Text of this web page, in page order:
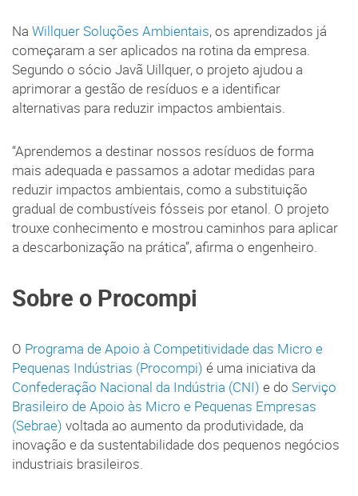
Na Willquer Soluções Ambientais, os aprendizados já
começaram a ser aplicados na rotina da empresa.
Segundo o sócio Javã Uillquer, o projeto ajudou a
aprimorar a gestão de resíduos e a identificar
alternativas para reduzir impactos ambientais.
“Aprendemos a destinar nossos resíduos de forma
mais adequada e passamos a adotar medidas para
reduzir impactos ambientais, como a substituição
gradual de combustíveis fósseis por etanol. O projeto
trouxe conhecimento e mostrou caminhos para aplicar
a descarbonização na prática”, afirma o engenheiro.
Sobre o Procompi
O Programa de Apoio à Competitividade das Micro e
Pequenas Indústrias (Procompi) é uma iniciativa da
Confederação Nacional da Indústria (CNI) e do Serviço
Brasileiro de Apoio às Micro e Pequenas Empresas
(Sebrae) voltada ao aumento da produtividade, da
inovação e da sustentabilidade dos pequenos negócios
industriais brasileiros.